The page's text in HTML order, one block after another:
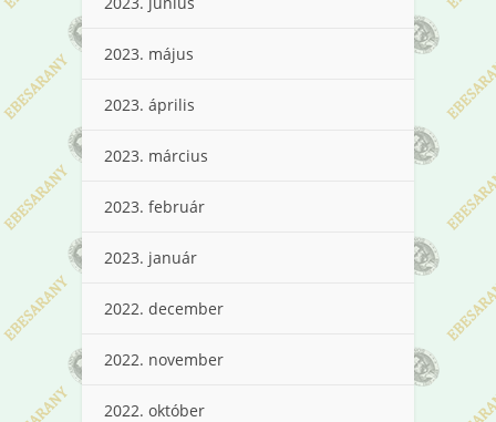
2023. május
2023. április
2023. március
2023. február
2023. január
2022. december
2022. november
2022. október